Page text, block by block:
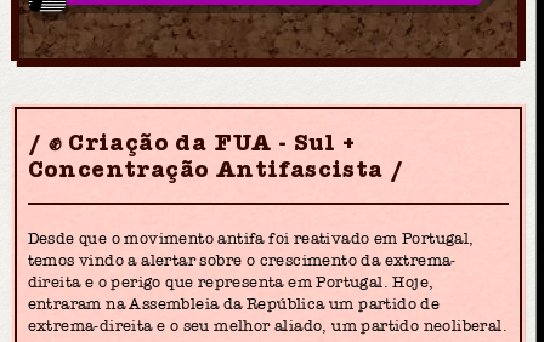
✊ Criação da FUA - Sul +
Concentração Antifascista
Desde que o movimento antifa foi reativado em Portugal,
temos vindo a alertar sobre o crescimento da extrema-
direita e o perigo que representa em Portugal. Hoje,
entraram na Assembleia da República um partido de
extrema-direita e o seu melhor aliado, um partido neoliberal.